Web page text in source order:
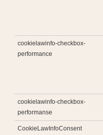
cookielawinfo-checkbox-
performance
cookielawinfo-checkbox-
performanse
CookieLawInfoConsent